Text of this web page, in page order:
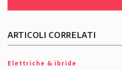
ARTICOLI CORRELATI
Elettriche & ibride